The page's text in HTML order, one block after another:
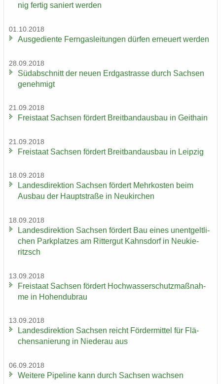
nig fer­tig sa­niert wer­den
01.10.2018
Aus­ge­dien­te Fern­gas­lei­tun­gen dür­fen er­neu­ert wer­den
28.09.2018
Süd­ab­schnitt der neuen Erd­gas­tras­se durch Sach­sen
ge­neh­migt
21.09.2018
Frei­staat Sach­sen för­dert Breit­band­aus­bau in Geit­hain
21.09.2018
Frei­staat Sach­sen för­dert Breit­band­aus­bau in Leip­zig
18.09.2018
Lan­des­di­rek­ti­on Sach­sen för­dert Mehr­kos­ten beim
Aus­bau der Haupt­stra­ße in Neu­kir­chen
18.09.2018
Lan­des­di­rek­ti­on Sach­sen för­dert Bau eines un­ent­gelt­li­
chen Park­plat­zes am Rit­ter­gut Kahns­dorf in Neu­kie­
ritzsch
13.09.2018
Frei­staat Sach­sen för­dert Hoch­was­ser­schutz­maß­nah­
me in Ho­hen­du­brau
13.09.2018
Lan­des­di­rek­ti­on Sach­sen reicht För­der­mit­tel für Flä­
chen­sa­nie­rung in Nie­der­au aus
06.09.2018
Wei­te­re Pipe­line kann durch Sach­sen wach­sen